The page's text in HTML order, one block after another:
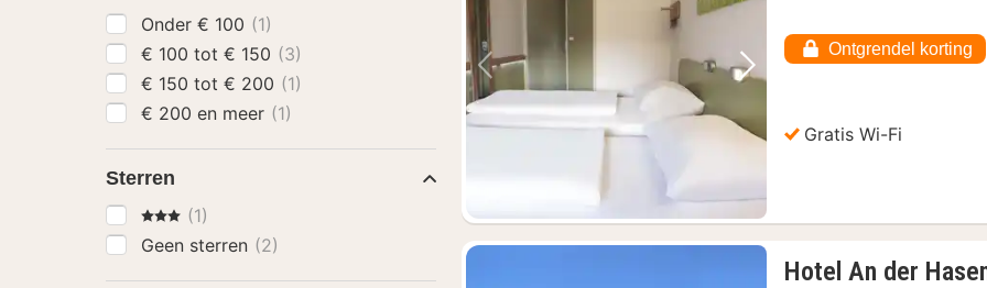
Vorige foto Volgende foto
Ontgrendel korting
Gratis Wi-Fi
Hotel An der
Onder € 100 (1)
€ 100 tot € 150 (3)
€ 150 tot € 200 (1)
€ 200 en meer (1)
Sterren
3 Sterren
(1)
Geen sterren (2)